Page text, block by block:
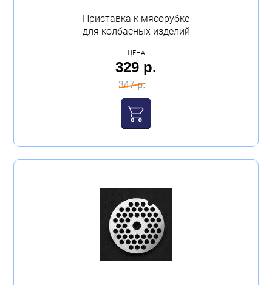
Приставка к мясорубке
для колбасных изделий
ЦЕНА
329 р.
347 р.